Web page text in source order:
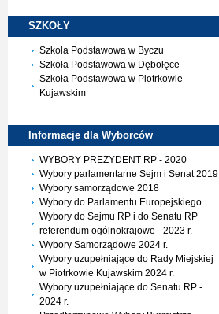
SZKOŁY
Szkoła Podstawowa w Byczu
Szkoła Podstawowa w Dębołęce
Szkoła Podstawowa w Piotrkowie
Kujawskim
Informacje dla Wyborców
WYBORY PREZYDENT RP - 2020
Wybory parlamentarne Sejm i Senat 2019
Wybory samorządowe 2018
Wybory do Parlamentu Europejskiego
Wybory do Sejmu RP i do Senatu RP
referendum ogólnokrajowe - 2023 r.
Wybory Samorządowe 2024 r.
Wybory uzupełniające do Rady Miejskiej
w Piotrkowie Kujawskim 2024 r.
Wybory uzupełniające do Senatu RP -
2024 r.